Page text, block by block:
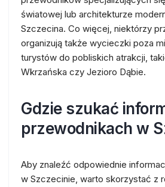
światowej lub architekturze
Szczecina. Co więcej, niektórzy
organizują także wycieczki poza
turystów do pobliskich atrakcji,
Wkrzańska czy Jezioro Dąbie.
Gdzie szukać
przewodnikach w
Aby znaleźć odpowiednie
w Szczecinie, warto skorzystać z